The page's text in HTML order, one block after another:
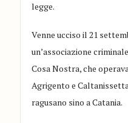
legge.
Venne ucciso il 21
un’associazione
Cosa Nostra, che
Agrigento e
ragusano sino a Catania.